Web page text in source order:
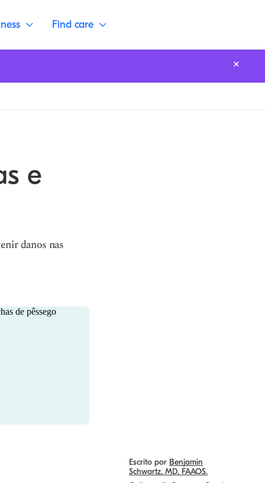
Find care
e
danos nas
Escrito por Benjamin
Schwartz, MD, FAAOS.